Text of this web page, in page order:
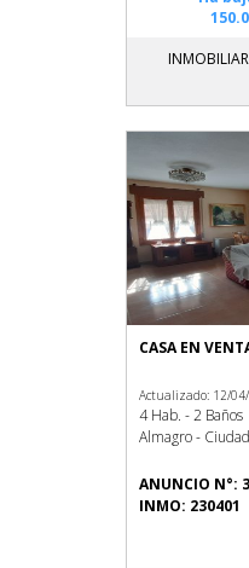
CASA EN
Actualizado: 12/
4 Hab. - 2 Baños
Almagro -
ANUNCIO N°:
INMO: 230401